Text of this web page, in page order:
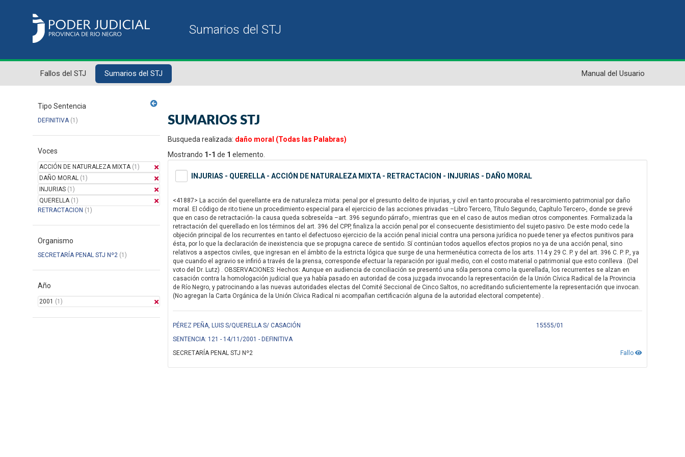
Fallos del STJ Sumarios del STJ Manual del Usuario
Tipo Sentencia
DEFINITIVA(1)
Voces
ACCIÓN DE NATURALEZA MIXTA(1)
DAÑO MORAL (1)
INJURIAS (1)
QUERELLA(1)
RETRACTACION (1)
Organismo
SECRETARÍA PENAL STJ Nº2 (1)
Año
2001 (1)
SUMARIOS STJ
Busqueda realizada: daño moral (Todas las Palabras)
Mostrando 1-1 de 1 elemento.
INJURIAS - QUERELLA - ACCIÓN DE NATURALEZA MIXTA - RETRACTACION - INJURIAS - DAÑO MORAL
<41887> La acción del querellante era de naturaleza mixta: penal por el presunto delito de injurias, y civil en tanto procuraba el resarcimiento patrimonial por daño
moral. El código de rito tiene un procedimiento especial para el ejercicio de las acciones privadas –Libro Tercero, Título Segundo, Capítulo Tercero-, donde se prevé
que en caso de retractación- la causa queda sobreseída –art. 396 segundo párrafo-, mientras que en el caso de autos median otros componentes. Formalizada la
retractación del querellado en los términos del art. 396 del CPP, finaliza la acción penal por el consecuente desistimiento del sujeto pasivo. De este modo cede la
objeción principal de los recurrentes en tanto el defectuoso ejercicio de la acción penal inicial contra una persona jurídica no puede tener ya efectos punitivos para
ésta, por lo que la declaración de inexistencia que se propugna carece de sentido. Sí continúan todos aquellos efectos propios no ya de una acción penal, sino
relativos a aspectos civiles, que ingresan en el ámbito de la estricta lógica que surge de una hermenéutica correcta de los arts. 114 y 29 C. P. y del art. 396 C. P. P., ya
que cuando el agravio se infirió a través de la prensa, corresponde efectuar la reparación por igual medio, con el costo material o patrimonial que esto conlleva . (Del
voto del Dr. Lutz) . OBSERVACIONES: Hechos: Aunque en audiencia de conciliación se presentó una sóla persona como la querellada, los recurrentes se alzan en
casación contra la homologación judicial que ya había pasado en autoridad de cosa juzgada invocando la representación de la Unión Cívica Radical de la Provincia
de Río Negro, y patrocinando a las nuevas autoridades electas del Comité Seccional de Cinco Saltos, no acreditando suficientemente la representación que invocan.
(No agregan la Carta Orgánica de la Unión Cívica Radical ni acompañan certificación alguna de la autoridad electoral competente) .
PÉREZ PEÑA, LUIS S/QUERELLA S/ CASACIÓN
15555/01
SENTENCIA: 121 - 14/11/2001 - DEFINITIVA
Fallo
SECRETARÍA PENAL STJ Nº2